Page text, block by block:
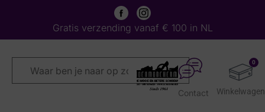
Gratis verzending vanaf € 100 in NL
0
Contact